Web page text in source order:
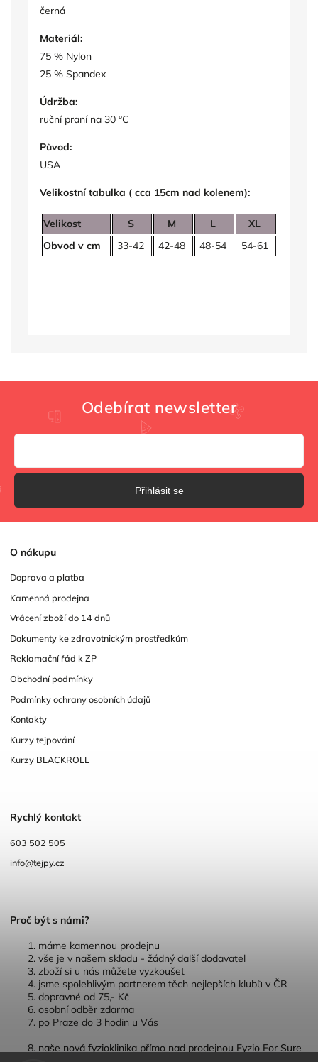
černá
Materiál:
75 % Nylon
25 % Spandex
Údržba:
ruční praní na 30 °C
Původ:
USA
Velikostní tabulka ( cca 15cm nad kolenem):
Velikost S M L
XL
Obvod v cm
33-42 42-48 48-54 54-61
O nákupu
Doprava a platba
Kamenná prodejna
Vrácení zboží do 14 dnů
Dokumenty ke zdravotnickým prostředkům
Reklamační řád k ZP
Obchodní podmínky
Podmínky ochrany osobních údajů
Kontakty
Kurzy tejpování
Kurzy BLACKROLL
Rychlý kontakt
603 502 505
info@tejpy.cz
Proč být s námi?
máme kamennou prodejnu
vše je v našem skladu - žádný další dodavatel
zboží si u nás můžete vyzkoušet
jsme spolehlivým partnerem těch nejlepších klubů v ČR
dopravné od 75,- Kč
osobní odběr zdarma
po Praze do 3 hodin u Vás
naše nová fyzioklinika přímo nad prodejnou Fyzio For Sure
Odebírat newsletter
Přihlásit se